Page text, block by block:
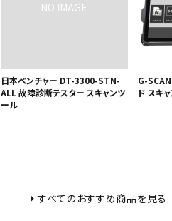
日本ベンチャー DT-3300-STN-
ALL 故障診断テスター スキャンツ
ール
G-
ド スキ
すべてのおすすめ商品を見る